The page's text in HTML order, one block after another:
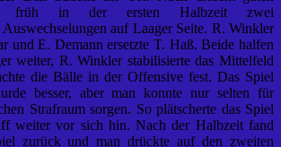
früh in der ersten Halbzeit zwei
auf Laager Seite. R. Winkler
und E. Demann ersetzte T. Haß. Beide halfen
weiter, R. Winkler stabilisierte das Mittelfeld
die Bälle in der Offensive fest. Das Spiel
besser, aber man konnte nur selten für
Strafraum sorgen. So plätscherte das Spiel
weiter vor sich hin. Nach der Halbzeit fand
zurück und man drückte auf den zweiten